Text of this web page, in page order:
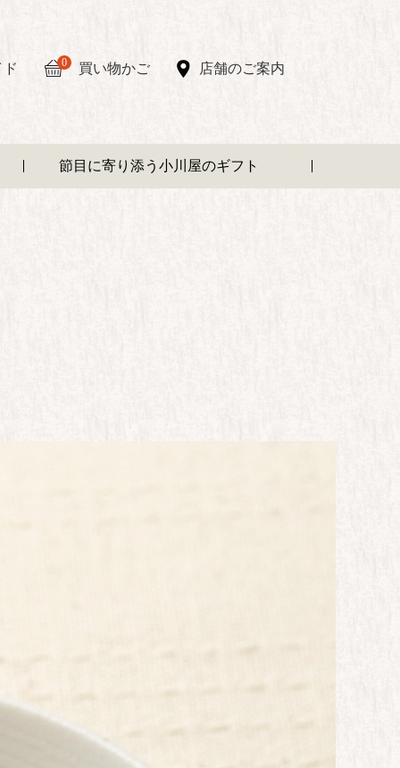
0 買い物かご 店舗のご案内
節目に寄り添う小川屋のギフト